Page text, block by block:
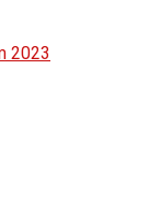
2023